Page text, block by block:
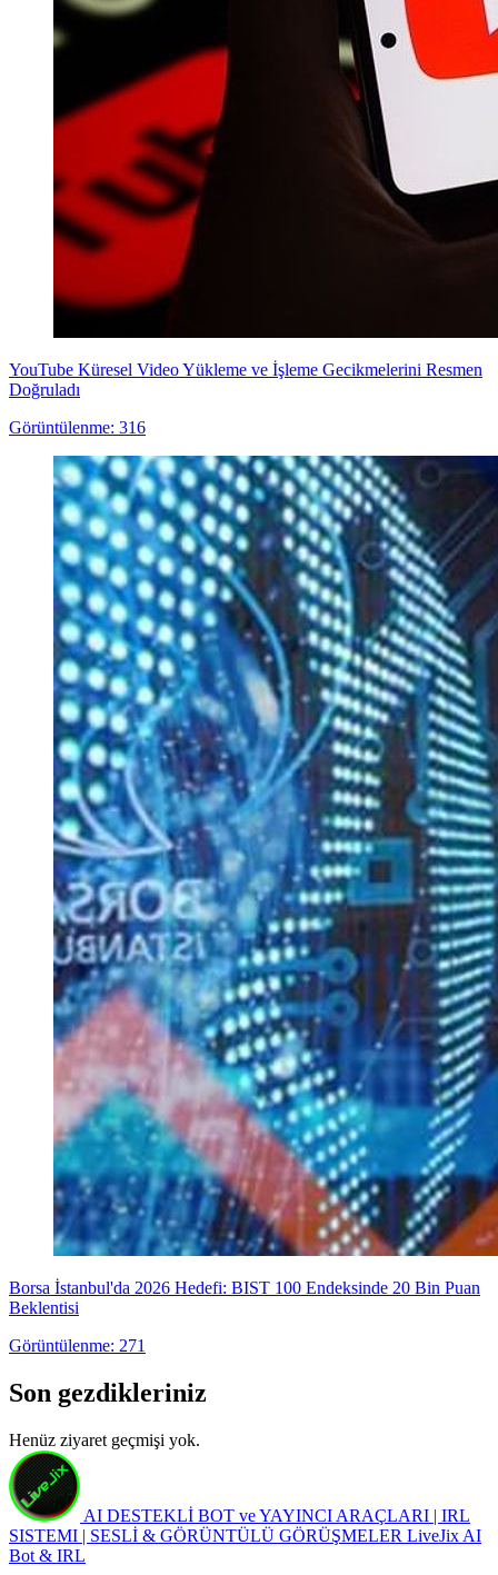
YouTube Küresel Video Yükleme ve İşleme Gecikmelerini Resmen
Doğruladı
Görüntülenme: 316
Borsa İstanbul'da 2026 Hedefi: BIST 100 Endeksinde 20 Bin Puan
Beklentisi
Görüntülenme: 271
Son gezdikleriniz
Henüz ziyaret geçmişi yok.
AI DESTEKLİ BOT ve YAYINCI ARAÇLARI | IRL
SISTEMI | SESLİ & GÖRÜNTÜLÜ GÖRÜŞMELER LiveJix AI
Bot & IRL